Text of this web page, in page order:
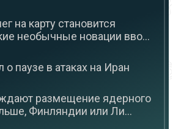
на карту становится
необычные новации вво...
о паузе в атаках на Иран
размещение ядерного
Финляндии или Ли...